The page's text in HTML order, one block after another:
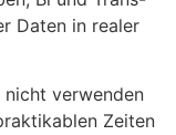
Daten in realer
nicht verwenden
Zeiten